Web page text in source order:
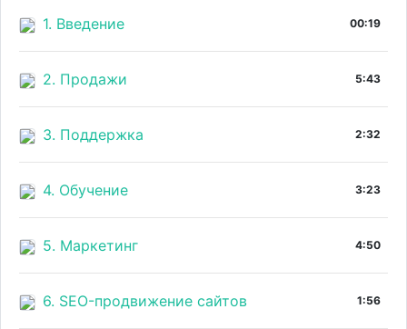
1. Введение 00:19
2. Продажи 5:43
3. Поддержка 2:32
4. Обучение 3:23
5. Маркетинг 4:50
6. SEO-продвижение сайтов 1:56